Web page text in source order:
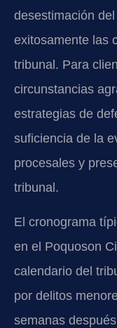
desestimación
exitosamente las
tribunal. Para
circunstancias
estrategias de
suficiencia de la
procesales y
tribunal.
El cronograma
en el Poquoson
calendario del
por delitos
semanas